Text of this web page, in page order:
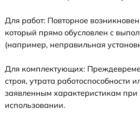
Для работ: Повторное
который прямо обусловлен с
(например, неправильная
Для комплектующих:
строя, утрата работоспособности
заявленным характеристикам
использовании.